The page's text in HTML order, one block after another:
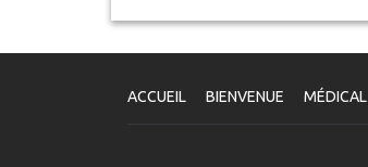
ACCUEIL BIENVENUE MÉDICAL